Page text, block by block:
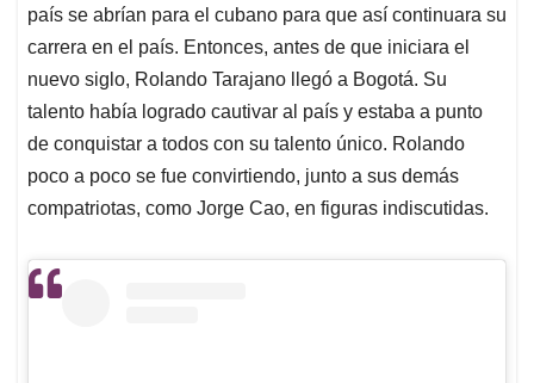
país se abrían para el cubano para que así continuara su
carrera en el país. Entonces, antes de que iniciara el
nuevo siglo, Rolando Tarajano llegó a Bogotá. Su
talento había logrado cautivar al país y estaba a punto
de conquistar a todos con su talento único. Rolando
poco a poco se fue convirtiendo, junto a sus demás
compatriotas, como Jorge Cao, en figuras indiscutidas.